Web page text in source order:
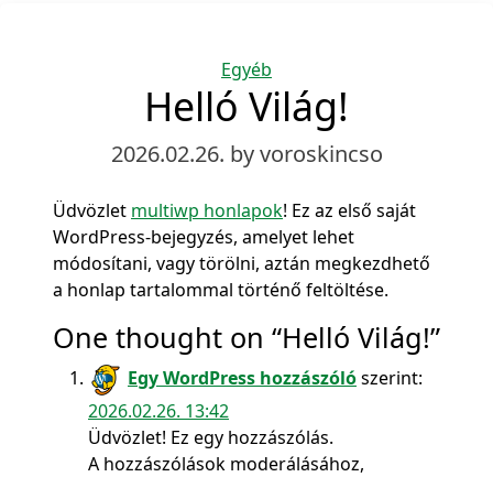
Categories
Egyéb
Helló Világ!
2026.02.26. by voroskincso
Üdvözlet multiwp honlapok! Ez az első saját
WordPress-bejegyzés, amelyet lehet
módosítani, vagy törölni, aztán megkezdhető
a honlap tartalommal történő feltöltése.
One thought on “Helló Világ!”
Egy WordPress hozzászólószerint:
2026.02.26. 13:42
Üdvözlet! Ez egy hozzászólás.
A hozzászólások moderálásához,